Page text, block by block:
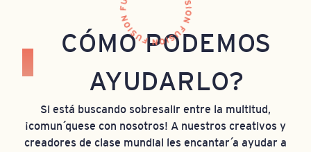
CÓMO PODEMOS
AYUDARLO?
Si está buscando sobresalir entre la multitud,
¡comuníquese con nosotros! A nuestros creativos y
creadores de clase mundial les encantaría ayudar a